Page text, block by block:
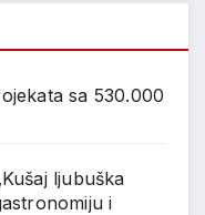
sa 530.000
ljubuška
i